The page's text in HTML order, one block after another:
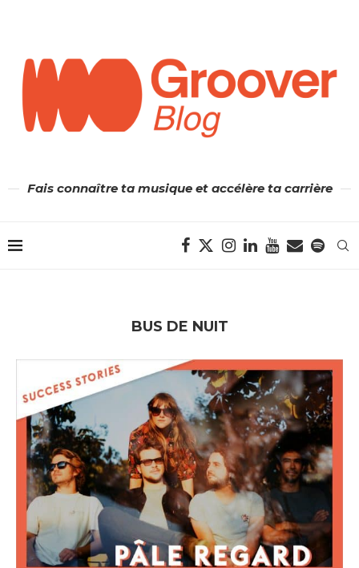
Fais connaître ta musique et accélère ta carrière
BUS DE NUIT